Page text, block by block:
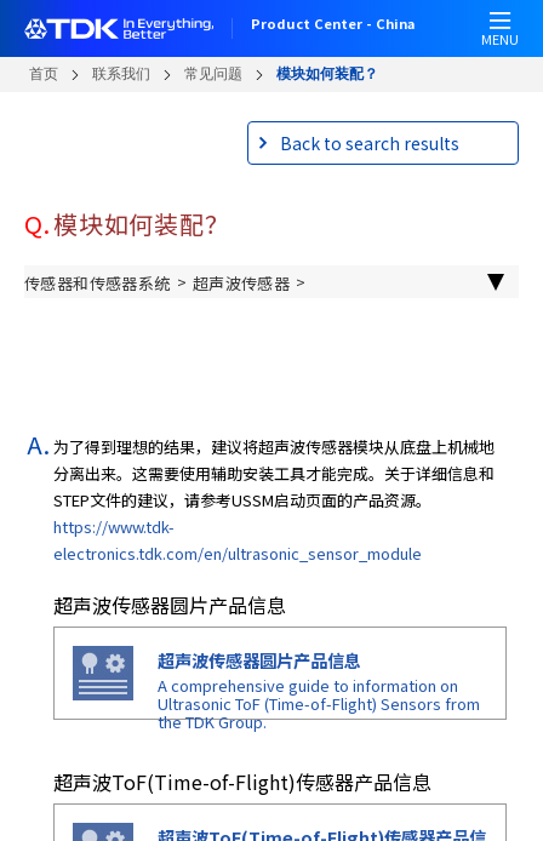
Product Center - China
MENU
首页 联系我们 常见问题 模块如何装配？
Back to search results
Q.模块如何装配？
传感器和传感器系统 > 超声波传感器 >
为了得到理想的结果，建议将超声波传感器模块从底盘上机械地
分离出来。这需要使用辅助安装工具才能完成。关于详细信息和
STEP文件的建议，请参考USSM启动页面的产品资源。
https://www.tdk-
electronics.tdk.com/en/ultrasonic_sensor_module
超声波传感器圆片产品信息
超声波传感器圆片产品信息
A comprehensive guide to information on
Ultrasonic ToF (Time-of-Flight) Sensors from
the TDK Group.
超声波ToF(Time-of-Flight)传感器产品信息